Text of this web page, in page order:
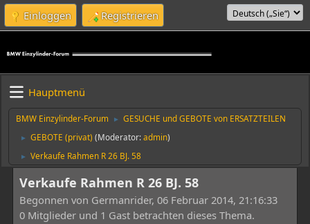
Einloggen Registrieren
Hauptmenü
BMW Einzylinder-Forum ► GESUCHE und GEBOTE von ERSATZTEILEN
► GEBOTE (privat) (Moderator:admin)
► Verkaufe Rahmen R 26 BJ. 58
Verkaufe Rahmen R 26 BJ. 58
Begonnen von Germanrider, 06 Februar 2014, 21:16:33
0 Mitglieder und 1 Gast betrachten dieses Thema.